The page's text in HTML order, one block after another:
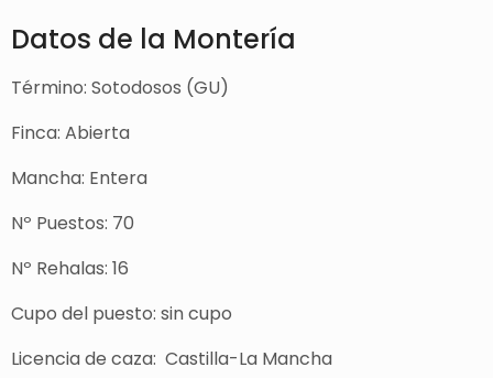
Datos de la Montería
Término: Sotodosos (GU)
Finca: Abierta
Mancha: Entera
Nº Puestos: 70
Nº Rehalas: 16
Cupo del puesto: sin cupo
Licencia de caza: Castilla-La Mancha